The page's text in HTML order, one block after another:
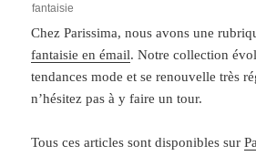
fantaisie
Chez Parissima, nous avons une
fantaisie en émail. Notre collection
tendances mode et se renouvelle très
n’hésitez pas à y faire un tour.
Tous ces articles sont disponibles sur